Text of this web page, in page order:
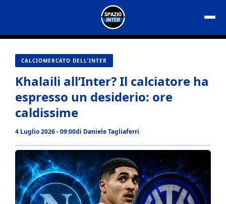
contenuto
CALCIOMERCATO DELL'INTER
Khalaili all’Inter? Il calciatore ha
espresso un desiderio: ore
caldissime
4 Luglio 2026 - 09:00di Daniele Tagliaferri